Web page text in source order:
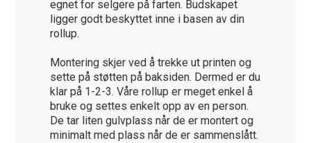
egnet for selgere på farten. Budskapet
ligger godt beskyttet inne i basen av din
rollup.
Montering skjer ved å trekke ut printen og
sette på støtten på baksiden. Dermed er du
klar på 1-2-3. Våre rollup er meget enkel å
bruke og settes enkelt opp av en person.
De tar liten gulvplass når de er montert og
minimalt med plass når de er sammenslått.